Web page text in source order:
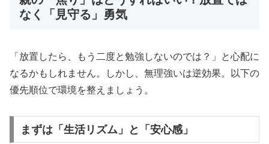
なく「見守る」勇気
「放置したら、もう二度と勉強しないのでは？」と心配に
なるかもしれません。しかし、無理強いは逆効果。以下の
優先順位で環境を整えましょう。
まずは「生活リズム」と「安心感」